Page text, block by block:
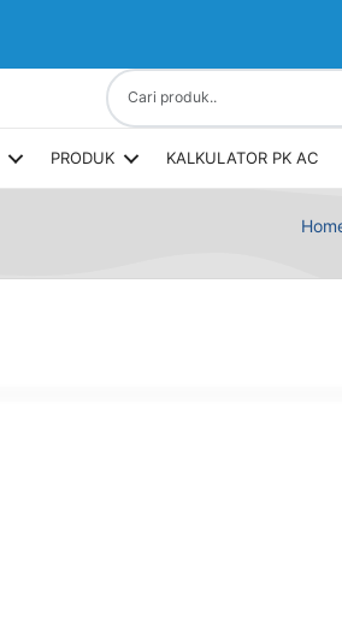
PRODUK KALKULATOR PK AC